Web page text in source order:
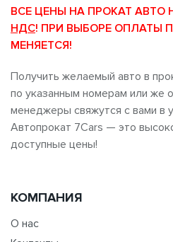
ВСЕ ЦЕНЫ НА ПРОКАТ АВТО
НДС! ПРИ ВЫБОРЕ ОПЛАТЫ
МЕНЯЕТСЯ!
Получить желаемый авто в
по указанным номерам или же
менеджеры свяжутся с вами в
Автопрокат 7Cars — это
доступные цены!
КОМПАНИЯ
О нас